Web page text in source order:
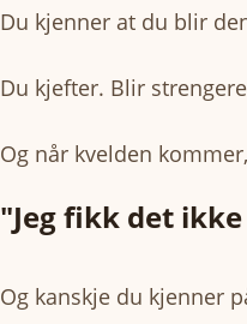
Du kjenner at du blir
Du kjefter. Blir
Og når kvelden
"Jeg fikk det
Og kanskje du kjenner